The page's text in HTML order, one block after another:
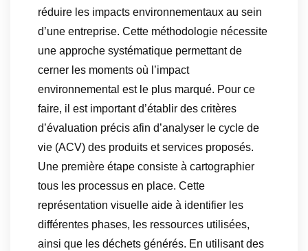
réduire les impacts environnementaux au sein
d’une entreprise. Cette méthodologie nécessite
une approche systématique permettant de
cerner les moments où l’impact
environnemental est le plus marqué. Pour ce
faire, il est important d’établir des critères
d’évaluation précis afin d’analyser le cycle de
vie (ACV) des produits et services proposés.
Une première étape consiste à cartographier
tous les processus en place. Cette
représentation visuelle aide à identifier les
différentes phases, les ressources utilisées,
ainsi que les déchets générés. En utilisant des